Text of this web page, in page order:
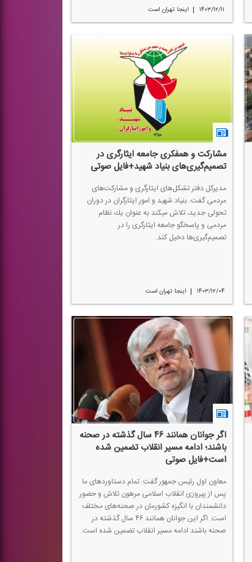
۱۴۰۳/۱۲/۱۱ | اینجا تهران است
مشاركت و همفكری جامعه ایثارگری در
تصمیم‌گیری‌های بنیاد شهید+فایل صوتی
مدیركل دفتر تشكل‌های ایثارگری و مشاركت‌های
مردمی گفت: بنیاد شهید و امور ایثارگران در دوران
تحولی جدید، تلاش می‎كند به عنوان یك نظام
مردمی و پاسخگو جامعه ایثارگری را در
تصمیم‌گیری‌ها دخیل كند.
۱۴۰۳/۱۲/۰۴ | اینجا تهران است
اگر جوانان همانند ۴۶ سال گذشته در صحنه
باشند؛ ادامه مسیر انقلاب تضمین شده
است+فایل صوتی
معاون اول رئیس ‌جمهور گفت: تمام دستاوردهای ما
پس از پیروزی انقلاب اسلامی مرهون تلاش و حضور
دانشمندان با انگیزه كشورمان در صحنه‌های مختلف
است. اگر این جوانان همانند ۴۶ سال گذشته در
صحنه باشند ادامه مسیر انقلاب تضمین شده است.